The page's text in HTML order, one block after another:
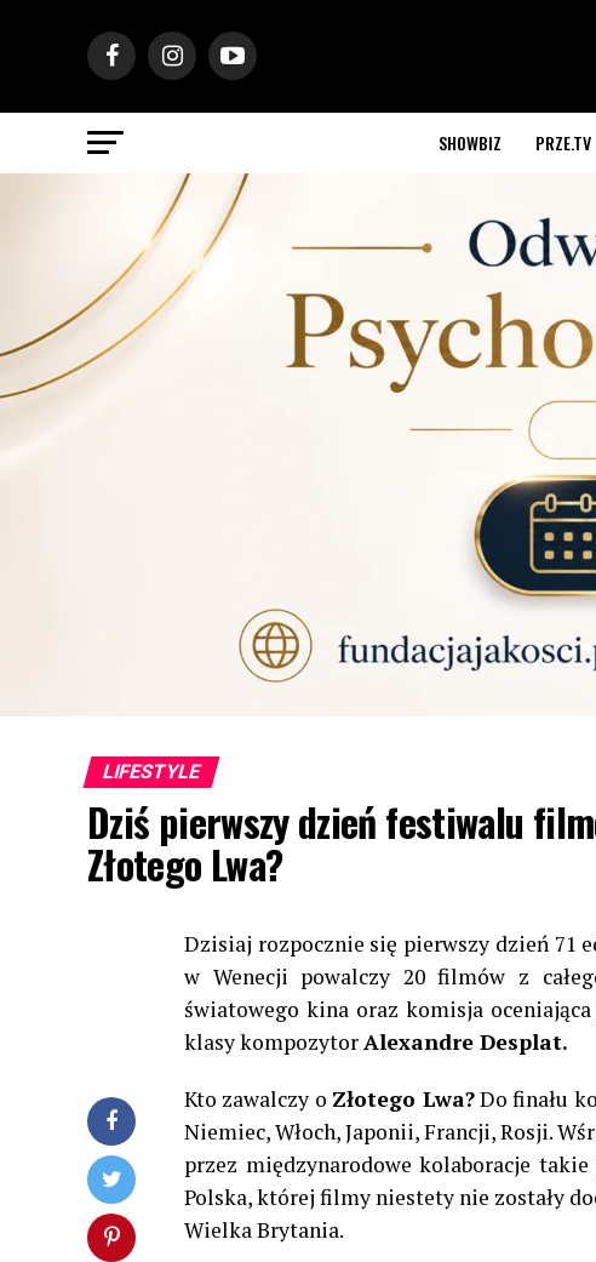
SHOWBIZ PRZE.TV
LIFESTYLE
Dziś pierwszy dzień festiwalu
Złotego Lwa?
Dzisiaj rozpocznie się pierwszy dzień 71
w Wenecji powalczy 20 filmów z
światowego kina oraz komisja
klasy kompozytor Alexandre Desplat.
Kto zawalczy o Złotego Lwa?Do finału
Niemiec, Włoch, Japonii, Francji, Rosji.
przez międzynarodowe kolaboracje takie
Polska, której filmy niestety nie zostały
Wielka Brytania.